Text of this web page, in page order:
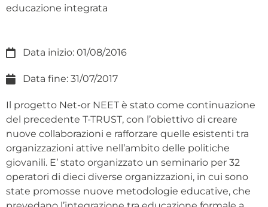
educazione integrata
Data inizio: 01/08/2016
Data fine: 31/07/2017
Il progetto Net-or NEET è stato come continuazione
del precedente T-TRUST, con l’obiettivo di creare
nuove collaborazioni e rafforzare quelle esistenti tra
organizzazioni attive nell’ambito delle politiche
giovanili. E’ stato organizzato un seminario per 32
operatori di dieci diverse organizzazioni, in cui sono
state promosse nuove metodologie educative, che